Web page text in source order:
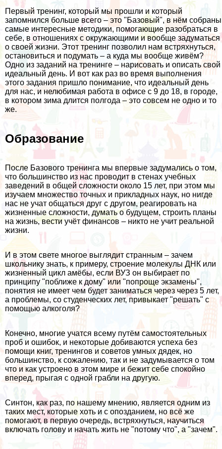
Первый тренинг, который мы прошли и который
запомнился больше всего – это "Базовый", в нём собраны
самые интересные методики, помогающие разобраться в
себе, в отношениях с окружающими и вообще задуматься
о своей жизни. Этот тренинг позволил нам встряхнуться,
остановиться и подумать – а куда мы вообще живём?
Одно из заданий на тренинге – нарисовать и описать свой
идеальный день. И вот как раз во время выполнения
этого задания пришло понимание, что идеальный день
для нас, и нелюбимая работа в офисе с 9 до 18, в городе,
в котором зима длится полгода – это совсем не одно и то
же.
Образование
После Базового тренинга мы впервые задумались о том,
что большинство из нас проводит в стенах учебных
заведений в общей сложности около 15 лет, при этом мы
изучаем множество точных и прикладных наук, но нигде
нас не учат общаться друг с другом, реагировать на
жизненные сложности, думать о будущем, строить планы
на жизнь, вести учёт финансов – никто не учит реальной
жизни.
И в этом свете многое выглядит странным – зачем
школьнику знать, к примеру, строение молекулы ДНК или
жизненный цикл амёбы, если ВУЗ он выбирает по
принципу "поближе к дому" или "попроще экзамены",
понятия не имеет чем будет заниматься через через 5 лет,
а проблемы, со студенческих лет, привыкает "решать" с
помощью алкоголя?
Конечно, многие учатся всему путём самостоятельных
проб и ошибок, и некоторые добиваются успеха без
помощи книг, тренингов и советов умных дядек, но
большинство, к сожалению, так и не задумывается о том
что и как устроено в этом мире и бежит себе спокойно
вперед, прыгая с одной грабли на другую.
Синтон, как раз, по нашему мнению, является одним из
таких мест, которые хоть и с опозданием, но всё же
помогают, в первую очередь, встряхнуться, научиться
включать голову и начать жить не "потому что", а "зачем".